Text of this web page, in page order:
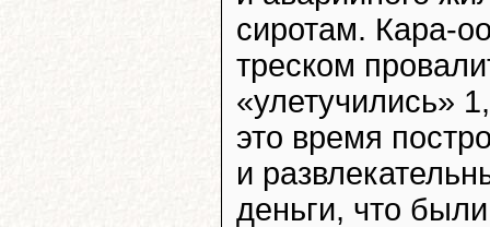
сиротам. Кара-
треском
«улетучились»
это время
и
деньги, что